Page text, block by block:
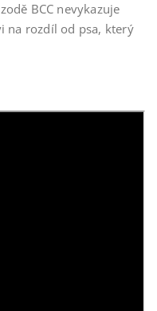
BCC nevykazuje
na rozdíl od psa, který